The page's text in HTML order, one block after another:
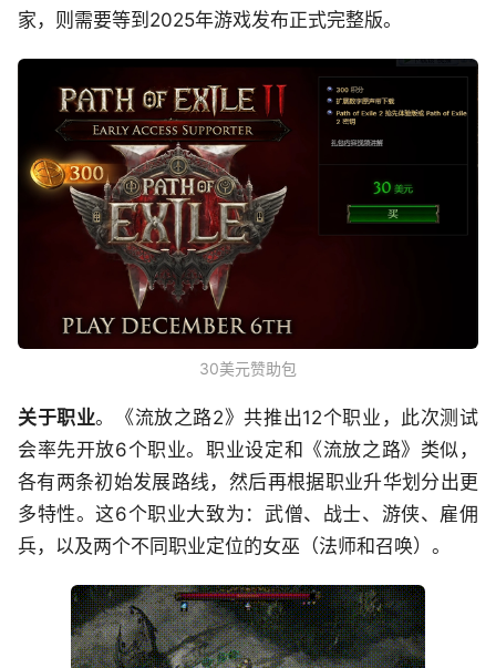
家，则需要等到2025年游戏发布正式完整版。
30美元赞助包
关于职业。《流放之路2》共推出12个职业，此次测试
会率先开放6个职业。职业设定和《流放之路》类似，
各有两条初始发展路线，然后再根据职业升华划分出更
多特性。这6个职业大致为：武僧、战士、游侠、雇佣
兵，以及两个不同职业定位的女巫（法师和召唤）。